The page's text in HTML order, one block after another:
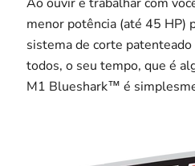
menor potência (até 45 HP)
sistema de corte
todos, o seu tempo, que é
M1 Blueshark™ é